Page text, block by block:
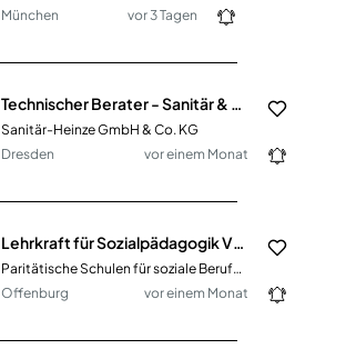
München
vor 3 Tagen
Sanitär-Heinze GmbH & Co. KG
Dresden
vor einem Monat
Lehrkraft für Sozialpädagogik VZ / TZ (m/w/d)
Paritätische Schulen für soziale Berufe gGmbH
Offenburg
vor einem Monat